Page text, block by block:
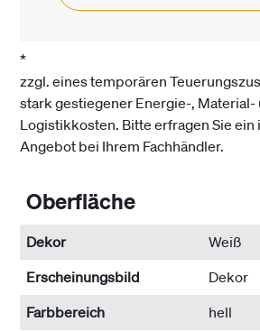
*
zzgl. eines temporären
stark gestiegener Energie-, Material-
Logistikkosten. Bitte erfragen Sie
Angebot bei Ihrem Fachhändler.
Oberfläche
Dekor
Weiß
Erscheinungsbild
Dekor
Farbbereich
hell